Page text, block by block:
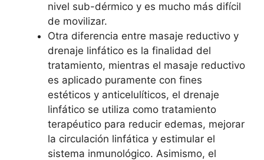
nivel sub-dérmico y es mucho más difícil
de movilizar.
Otra diferencia entre masaje reductivo y
drenaje linfático es la finalidad del
tratamiento, mientras el masaje reductivo
es aplicado puramente con fines
estéticos y anticelulíticos, el drenaje
linfático se utiliza como tratamiento
terapéutico para reducir edemas, mejorar
la circulación linfática y estimular el
sistema inmunológico. Asimismo, el